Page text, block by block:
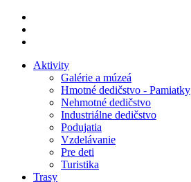
Aktivity
Galérie a múzeá
Hmotné dedičstvo - Pamiatky
Nehmotné dedičstvo
Industriálne dedičstvo
Podujatia
Vzdelávanie
Pre deti
Turistika
Trasy